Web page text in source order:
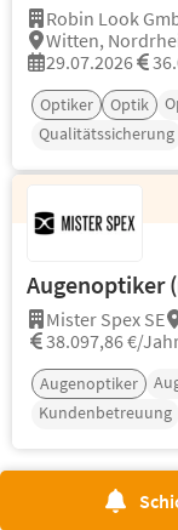
Robin Look
Witten,
29.07.2026
Optiker Optik
Qualitätssicherung
Augenoptiker
Mister Spex SE
38.097,86 €/
Augenoptiker
Kundenbetreuung